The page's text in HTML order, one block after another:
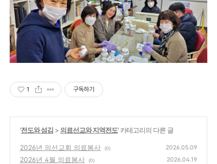
1 구독하기
'전도와 섬김 > 의료선교와 지역전도' 카테고리의 다른 글
2026년 의선교회 의료봉사 (0) 2026.05.09
2026년 4월 의료봉사 (0) 2026.04.19